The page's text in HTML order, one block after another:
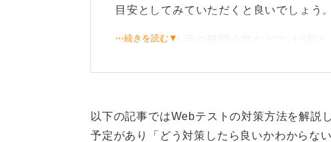
目安としてみていただくと良いでしょう。
なかでも、大手の難関企業などでは8割
認できないポテンシャルを見つける点に
保しておくことが重要です。
⋯続きを読む▼
以下の記事ではWebテストの対策方法を解説
予定があり「どう対策したら良いかわからな